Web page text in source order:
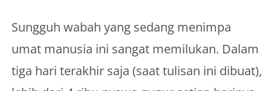
Sungguh wabah yang sedang menimpa
umat manusia ini sangat memilukan. Dalam
tiga hari terakhir saja (saat tulisan ini dibuat),